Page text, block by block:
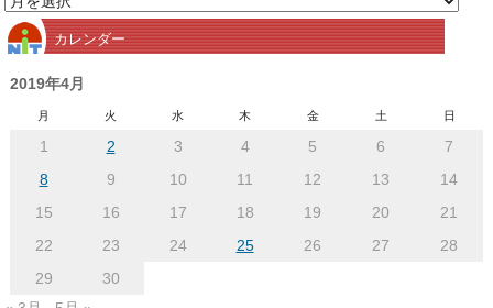
別
ア
ー
カレンダー
2019年4月
月 火 水 木 金 土 日
1 2 3 4 5 6
7
8
9 10 11 12 13
14
15
16 17 18 19 20
21
22
23 24 25 26 27
28
29
30